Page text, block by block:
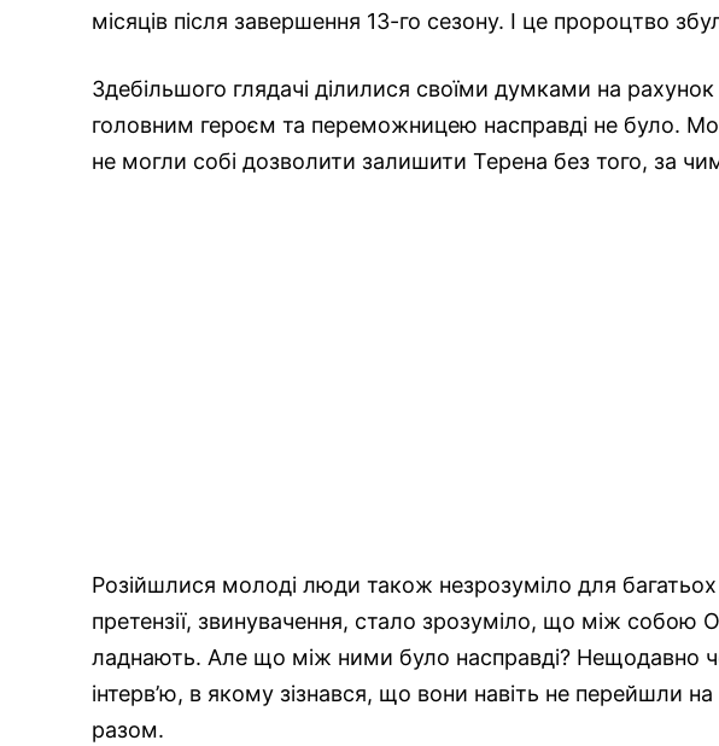
місяців після завершення 13-го сезону. І це пророцтво
Здебільшого глядачі ділилися своїми думками на рахунок
головним героєм та переможницею насправді не було.
не могли собі дозволити залишити Терена без того, за
Розійшлися молоді люди також незрозуміло для багатьох
претензії, звинувачення, стало зрозуміло, що між собою
ладнають. Але що між ними було насправді? Нещодавно
інтерв’ю, в якому зізнався, що вони навіть не перейшли
разом.